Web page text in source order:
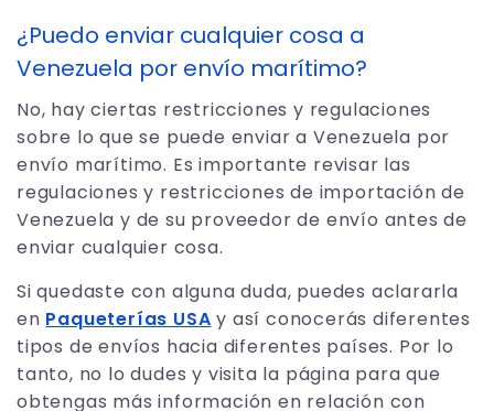
¿Puedo enviar cualquier cosa a
Venezuela por envío marítimo?
No, hay ciertas restricciones y regulaciones
sobre lo que se puede enviar a Venezuela por
envío marítimo. Es importante revisar las
regulaciones y restricciones de importación de
Venezuela y de su proveedor de envío antes de
enviar cualquier cosa.
Si quedaste con alguna duda, puedes aclararla
en Paqueterías USA y así conocerás diferentes
tipos de envíos hacia diferentes países. Por lo
tanto, no lo dudes y visita la página para que
obtengas más información en relación con